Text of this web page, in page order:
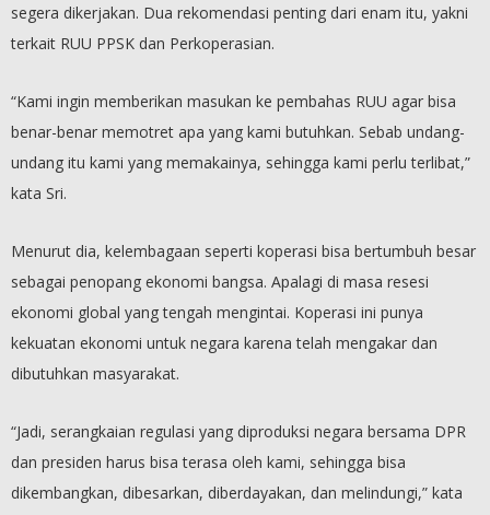
segera dikerjakan. Dua rekomendasi penting dari enam itu, yakni
terkait RUU PPSK dan Perkoperasian.
“Kami ingin memberikan masukan ke pembahas RUU agar bisa
benar-benar memotret apa yang kami butuhkan. Sebab undang-
undang itu kami yang memakainya, sehingga kami perlu terlibat,”
kata Sri.
Menurut dia, kelembagaan seperti koperasi bisa bertumbuh besar
sebagai penopang ekonomi bangsa. Apalagi di masa resesi
ekonomi global yang tengah mengintai. Koperasi ini punya
kekuatan ekonomi untuk negara karena telah mengakar dan
dibutuhkan masyarakat.
“Jadi, serangkaian regulasi yang diproduksi negara bersama DPR
dan presiden harus bisa terasa oleh kami, sehingga bisa
dikembangkan, dibesarkan, diberdayakan, dan melindungi,” kata